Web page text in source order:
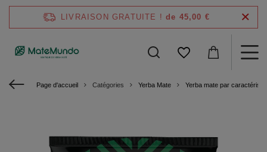
LIVRAISON GRATUITE ! de 45,00 €
Page d'accueil Catégories Yerba Mate Yerba mate par